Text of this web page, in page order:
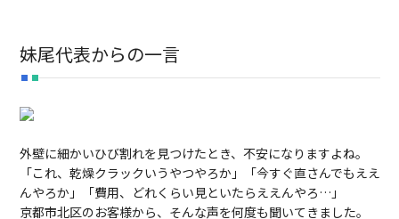
妹尾代表からの一言
外壁に細かいひび割れを見つけたとき、不安になりますよね。
「これ、乾燥クラックいうやつやろか」「今すぐ直さんでもええ
んやろか」「費用、どれくらい見といたらええんやろ…」
京都市北区のお客様から、そんな声を何度も聞いてきました。